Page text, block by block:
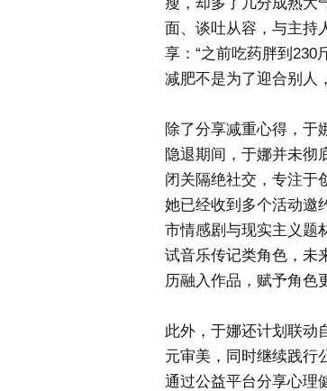
面、谈吐从容，与主持
享：“之前吃药胖到230
减肥不是为了迎合别人
除了分享减重心得，
隐退期间，于娜并未彻
闭关隔绝社交，专注于
她已经收到多个活动邀
市情感剧与现实主义题
试音乐传记类角色，未
历融入作品，赋予角色
此外，于娜还计划联动
元审美，同时继续践行
通过公益平台分享心理